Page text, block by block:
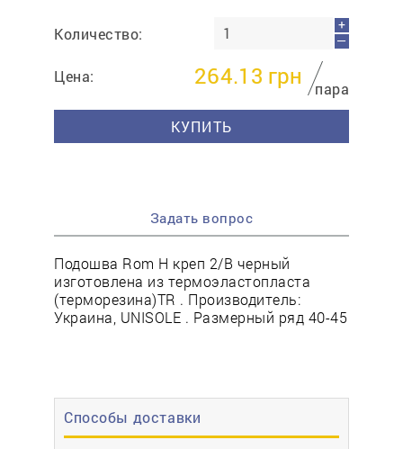
Способы доставки
Количество:
+
—
Цена: 264.13 грн
пара
КУПИТЬ
Задать вопрос
Подошва Rom Н креп 2/В черный
изготовлена из термоэластопласта
(терморезина)TR . Производитель:
Украина, UNISOLE . Размерный ряд 40-45